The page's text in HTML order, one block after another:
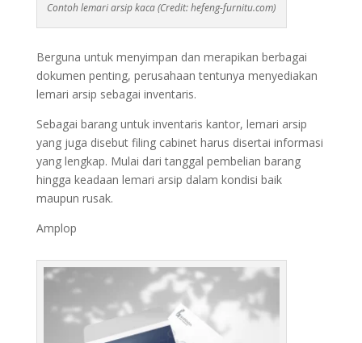
Contoh lemari arsip kaca (Credit: hefeng-furnitu.com)
Berguna untuk menyimpan dan merapikan berbagai
dokumen penting, perusahaan tentunya menyediakan
lemari arsip sebagai inventaris.
Sebagai barang untuk inventaris kantor, lemari arsip
yang juga disebut filing cabinet harus disertai informasi
yang lengkap. Mulai dari tanggal pembelian barang
hingga keadaan lemari arsip dalam kondisi baik
maupun rusak.
Amplop